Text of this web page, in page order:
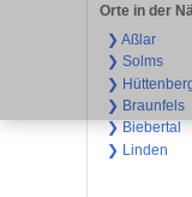
Orte in der
❯ Aßlar
❯ Solms
❯
❯ Braunfels
❯ Biebertal
❯ Linden